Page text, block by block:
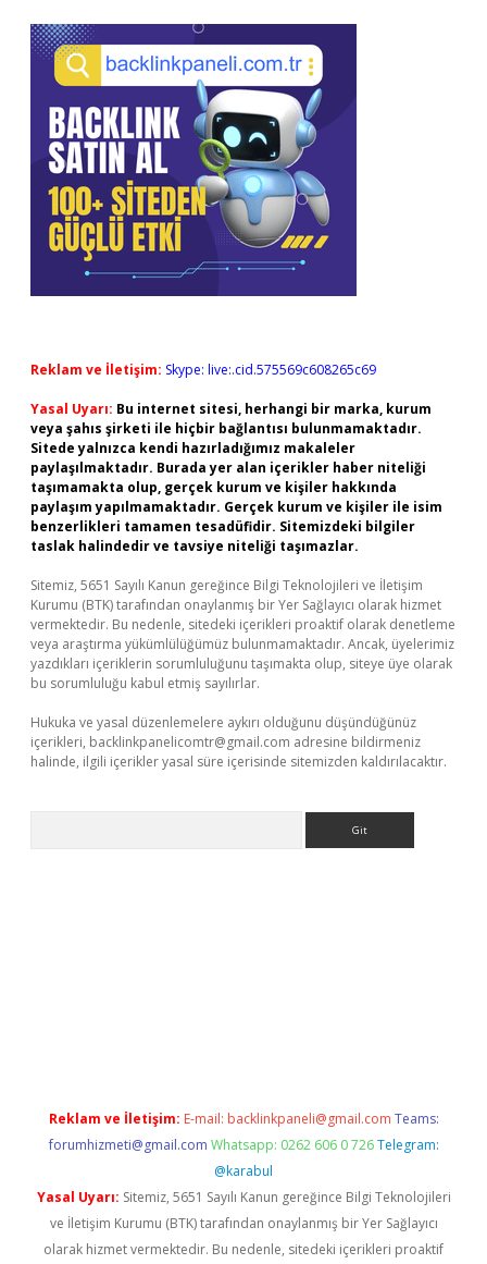
Reklam ve İletişim: Skype: live:.cid.575569c608265c69
Yasal Uyarı: Bu internet sitesi, herhangi bir marka, kurum
veya şahıs şirketi ile hiçbir bağlantısı bulunmamaktadır.
Sitede yalnızca kendi hazırladığımız makaleler
paylaşılmaktadır. Burada yer alan içerikler haber niteliği
taşımamakta olup, gerçek kurum ve kişiler hakkında
paylaşım yapılmamaktadır. Gerçek kurum ve kişiler ile isim
benzerlikleri tamamen tesadüfidir. Sitemizdeki bilgiler
taslak halindedir ve tavsiye niteliği taşımazlar.
Sitemiz, 5651 Sayılı Kanun gereğince Bilgi Teknolojileri ve İletişim
Kurumu (BTK) tarafından onaylanmış bir Yer Sağlayıcı olarak hizmet
vermektedir. Bu nedenle, sitedeki içerikleri proaktif olarak denetleme
veya araştırma yükümlülüğümüz bulunmamaktadır. Ancak, üyelerimiz
yazdıkları içeriklerin sorumluluğunu taşımakta olup, siteye üye olarak
bu sorumluluğu kabul etmiş sayılırlar.
Hukuka ve yasal düzenlemelere aykırı olduğunu düşündüğünüz
içerikleri, backlinkpanelicomtr@gmail.com adresine bildirmeniz
halinde, ilgili içerikler yasal süre içerisinde sitemizden kaldırılacaktır.
Reklam ve İletişim: E-mail: backlinkpaneli@gmail.com Teams:
forumhizmeti@gmail.com Whatsapp: 0262 606 0 726 Telegram:
@karabul
Yasal Uyarı: Sitemiz, 5651 Sayılı Kanun gereğince Bilgi Teknolojileri
ve İletişim Kurumu (BTK) tarafından onaylanmış bir Yer Sağlayıcı
olarak hizmet vermektedir. Bu nedenle, sitedeki içerikleri proaktif